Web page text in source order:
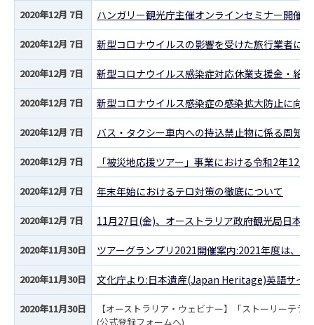
2020年12月 7日 ハンガリー観光庁主催オンラインセミナー開催
2020年12月 7日 新型コロナウイルスの影響を受けた旅行業者に
2020年12月 7日 新型コロナウイルス感染症対応休業支援金・給
2020年12月 7日 新型コロナウイルス感染症の感染拡大防止に向
2020年12月 7日 バス・タクシー車内への持込禁止物に係る周知
2020年12月 7日 「被災地応援ツアー」事業における令和2年12
2020年12月 7日 年末年始におけるテロ対策の徹底について
2020年12月 7日 11月27日(金)、オーストラリア政府観光局日本
2020年11月30日 ツアーグランプリ2021開催案内:2021年度は、
2020年11月30日 文化庁より:日本遺産(Japan Heritage)英語サイ
2020年11月30日
【オーストラリア・ウェビナー】「ストーリーテ
(公式登録フォームへ)